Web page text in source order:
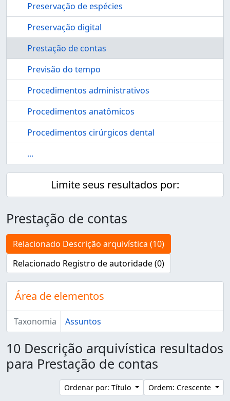
Preservação de espécies
Preservação digital
Prestação de contas
Previsão do tempo
Procedimentos administrativos
Procedimentos anatômicos
Procedimentos cirúrgicos dental
...
Limite seus resultados por:
Prestação de contas
Relacionado Descrição arquivística (10)
Relacionado Registro de autoridade (0)
Área de elementos
Taxonomia Assuntos
10 Descrição arquivística resultados
para Prestação de contas
Ordenar por: Título Ordem: Crescente